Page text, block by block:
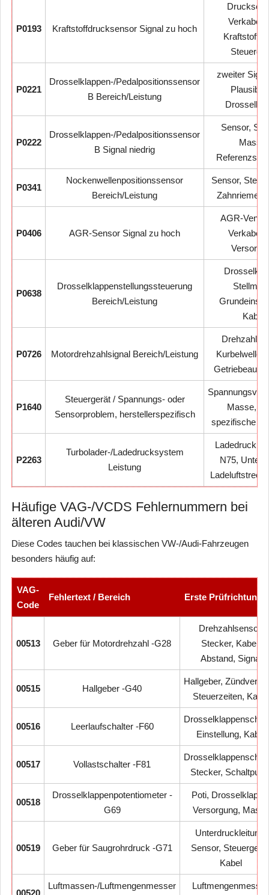
P0193 Kraftstoffdrucksensor Signal zu hoch
P0221
Drosselklappen-/Pedalpositionssensor
B Bereich/Leistung
zweiter
P0222
Drosselklappen-/Pedalpositionssensor
B Signal niedrig
Sensor,
Masse,
P0341
Nockenwellenpositionssensor
Bereich/Leistung
Sensor,
Zahnriemen,
P0406 AGR-Sensor Signal zu hoch
AGR-Ventil,
P0638
Drosselklappenstellungssteuerung
Bereich/Leistung
Kabel
P0726 Motordrehzahlsignal Bereich/Leistung
P1640
Steuergerät / Spannungs- oder
Sensorproblem, herstellerspezifisch
Masse,
spezifische
P2263
Turbolader-/Ladedrucksystem
Leistung
N75,
Häufige VAG-/VCDS Fehlernummern bei
älteren Audi/VW
Diese Codes tauchen bei klassischen VW-/Audi-Fahrzeugen
besonders häufig auf:
VAG-
Code
Fehlertext / Bereich Erste Prüfrichtung
00513 Geber für Motordrehzahl -G28
Drehzahlsensor,
Stecker, Kabel,
Abstand, Signal
00515 Hallgeber -G40
Hallgeber,
Steuerzeiten, Kabel
00516 Leerlaufschalter -F60
Einstellung, Kabel
00517 Vollastschalter -F81
Stecker,
00518
Drosselklappenpotentiometer -
G69
Poti,
Versorgung, Masse
00519 Geber für Saugrohrdruck -G71
Unterdruckleitung,
Sensor,
Kabel
Luftmassen-/Luftmengenmesser